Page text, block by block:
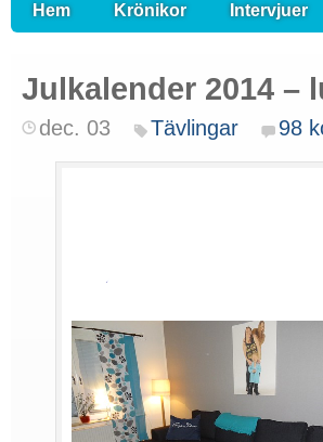
Hem Krönikor Intervjuer
Julkalender 2014 –
dec. 03 Tävlingar 98